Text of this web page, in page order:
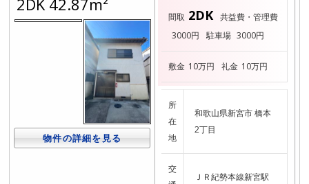
2DK 42.87m²
物件の詳細を見る
間取 2DK
共益費・管理費
3000円
駐車場 3000円
敷金 10万円 礼金 10万円
所
在
地
和歌山県新宮市 橋本
2丁目
交
ＪＲ紀勢本線新宮駅